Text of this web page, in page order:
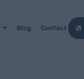
Blog Contact